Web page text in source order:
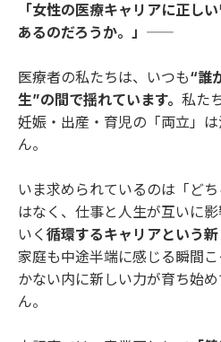
「女性の医療キャリアに正し
あるのだろうか。」――
医療者の私たちは、いつも“誰
生”の間で揺れています。 私た
妊娠・出産・育児の「両立」
ん。
いま求められているのは「ど
はなく、仕事と人生が互いに
いく 循環するキャリアという
家庭も中途半端に感じる瞬間
かない内に新しい力が育ち始
ん。